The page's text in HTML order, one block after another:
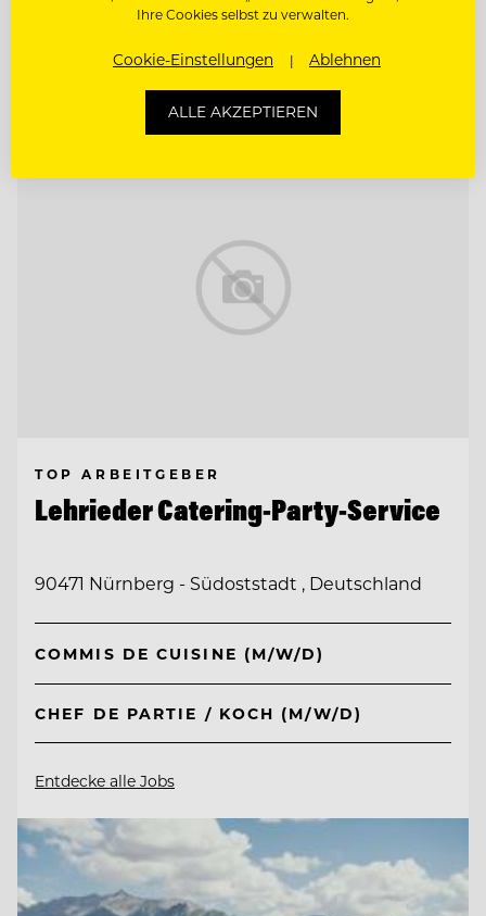
RESTAURANTLEITUNG MIT SOMMELIER-
TOP ARBEITGEBER
Lehrieder Catering-Party-Service
90471 Nürnberg - Südoststadt , Deutschland
COMMIS DE CUISINE (M/W/D)
CHEF DE PARTIE / KOCH (M/W/D)
Entdecke alle Jobs
Ihre Cookies selbst zu verwalten.
Cookie-Einstellungen Ablehnen
ALLE AKZEPTIEREN